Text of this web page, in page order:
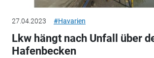
27.04.2023 #Havarien
Lkw hängt nach Unfall über
Hafenbecken